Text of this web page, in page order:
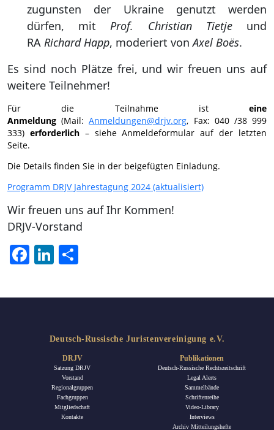
zugunsten der Ukraine genutzt werden
dürfen, mitProf. Christian Tietjeund
RA Richard Happ, moderiert vonAxel Boës.
Es sind noch Plätze frei, und wir freuen uns auf
weitere Teilnehmer!
Für die Teilnahme ist eine
Anmeldung (Mail:Anmeldungen@drjv.org, Fax: 040 /38 999
333) erforderlich – siehe Anmeldeformular auf der letzten
Seite.
Die Details finden Sie in der beigefügten Einladung.
Programm DRJV Jahrestagung 2024 (aktualisiert)
Wir freuen uns auf Ihr Kommen!
DRJV-Vorstand
FacebookLinkedIn
Deutsch-Russische Juristenvereinigung e.V.
DRJV
Satzung DRJV
Vorstand
Regionalgruppen
Fachgruppen
Mitgliedschaft
Kontakte
Publikationen
Deutsch-Russische Rechtszeitschrift
Legal Alerts
Sammelbände
Schriftenreihe
Video-Library
Interviews
Archiv Mitteilungshefte